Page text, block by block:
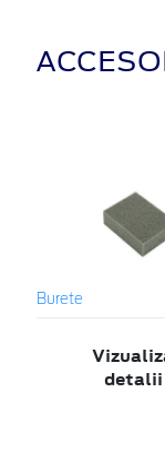
Burete
detalii